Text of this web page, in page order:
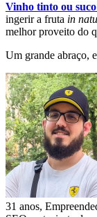
Vinho tinto ou
ingerir a fruta in
melhor proveito do
Um grande abraço, e
31 anos,